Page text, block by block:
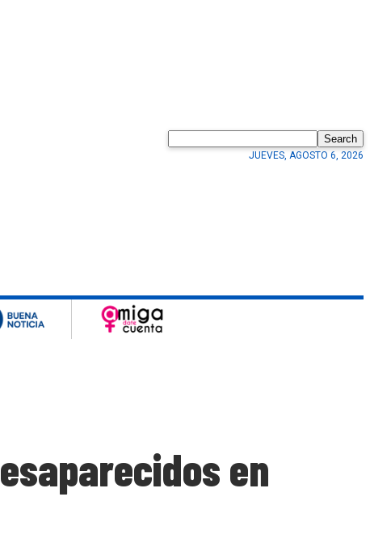
Search
JUEVES, AGOSTO 6, 2026
en